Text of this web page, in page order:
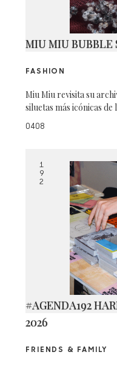
MIU MIU BUBBLE
FASHION
Miu Miu revisita su
siluetas más icónicas
0408
1
9
2
#AGENDA192
2026
FRIENDS & FAMILY